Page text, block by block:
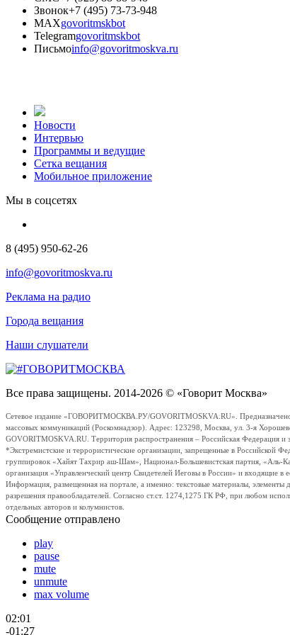
Звонок+7 (495) 73-73-948
MAXgovoritmskbot
Telegramgovoritmskbot
Письмоinfo@govoritmoskva.ru
Новости
Интервью
Программы и ведущие
Сетка вещания
Мобильное приложение
Мы в соцсетях
8 (495) 950-62-26
info@govoritmoskva.ru
Реклама на радио
Города вещания
Наши слушатели
Все права защищены. 2014-2026 © «Говорит Москва»
Сетевое издание «ГОВОРИТМОСКВА.РУ/GOVORITMOSKVA.RU». Предназначено
массовых коммуникаций (Роскомнадзор). Адрес: 123298, Москва, ул. 3-я
GOVORITMOSKVA.RU. Территория распространения – Российская Федерация
*Экстремистские и террористические организации, запрещенные в
группировок «Хайят Тахрир аш-Шам», Национал-Большевистская партия,
организация «Управленческий центр Свидетелей Иеговы в России» и входящие в
Информация, размещенная на портале, а именно: текстовые материалы,
разрешения правообладателей. Согласно ст.ст. 1274,1275 ГК РФ, при любом
отдельных авторов и колумнистов.
Сообщение отправлено
play
pause
mute
unmute
max volume
02:01
-01:27